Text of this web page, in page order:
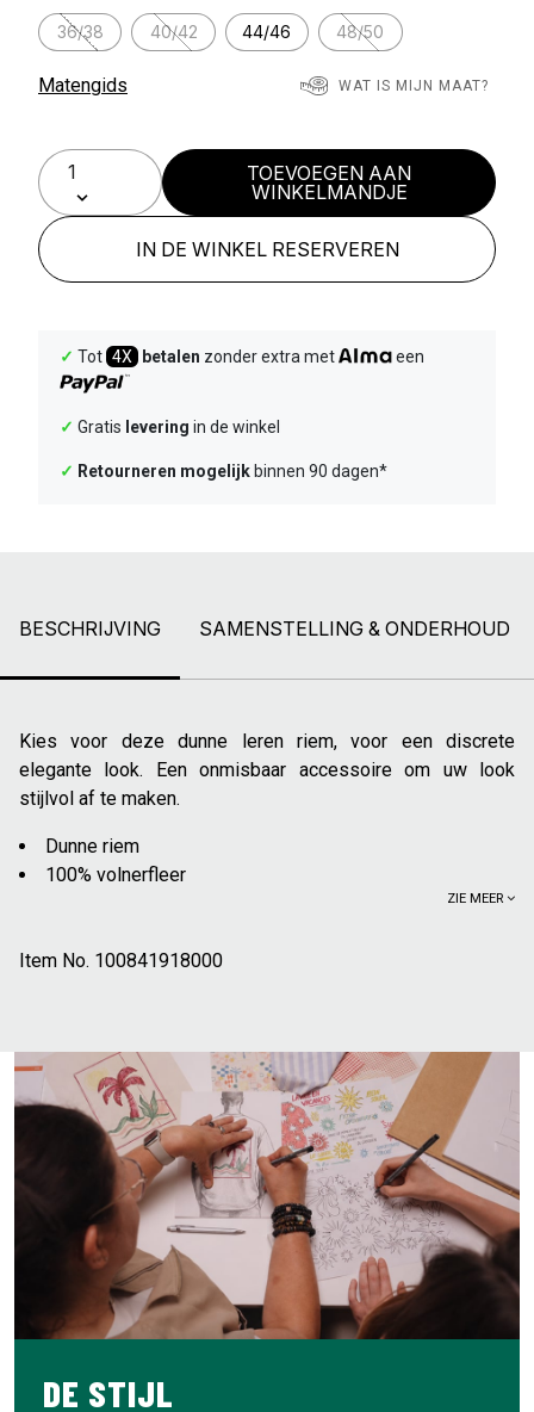
36/38 40/42 44/46 48/50
Matengids WAT IS MIJN MAAT?
TOEVOEGEN AAN
WINKELMANDJE
IN DE WINKEL RESERVEREN
✓ Tot 4X betalen zonder extra met een
✓ Gratis levering in de winkel
✓ Retourneren mogelijk binnen 90 dagen*
BESCHRIJVING SAMENSTELLING & ONDERHOUD
Kies voor deze dunne leren riem, voor een discrete
elegante look. Een onmisbaar accessoire om uw look
stijlvol af te maken.
Dunne riem
100% volnerfleer
Gespbreedte: 35 mm
ZIE MEER
Item No. 100841918000
DE STIJL